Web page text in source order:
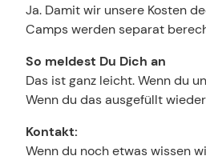
Ja. Damit wir unsere Kosten
Camps werden separat
So meldest Du Dich an
Das ist ganz leicht. Wenn du
Wenn du das ausgefüllt
Kontakt:
Wenn du noch etwas wissen